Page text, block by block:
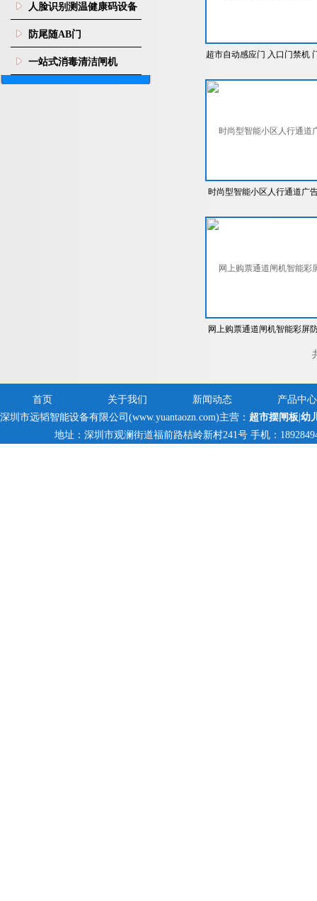
统
人脸识别测温健康码设备
防尾随AB门
一站式消毒清洁闸机
超市自动感应门 入口门禁机
时尚型智能小区人行通道广
网上购票通道闸机智能彩屏
首页 关于我们 新闻动态
产品中心
深圳市远韬智能设备有限公司(www.yuantaozn.com)主营： 超市摆闸板 幼
地址：深圳市观澜街道福前路桔岭新村241号 手机：